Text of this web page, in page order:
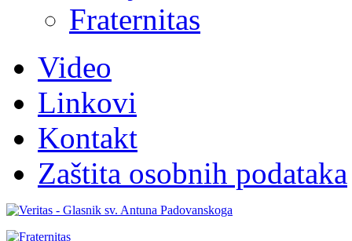
Fraternitas
Video
Linkovi
Kontakt
Zaštita osobnih podataka